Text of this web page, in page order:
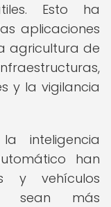
Esto ha
aplicaciones
agricultura de
y la vigilancia
inteligencia
han
y vehículos
sean más